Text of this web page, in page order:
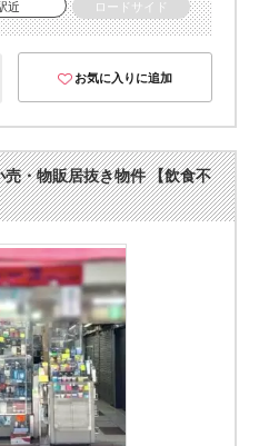
近 ロードサイド
お気に入りに追加
・物販居抜き物件 【飲食不